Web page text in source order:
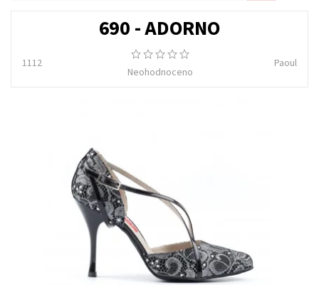
690 - ADORNO
1112
Neohodnoceno
Paoul